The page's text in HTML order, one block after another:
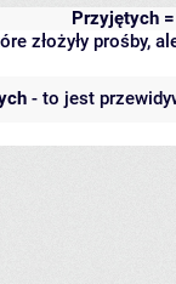
Przyjętych
złożyły prośby,
- to jest